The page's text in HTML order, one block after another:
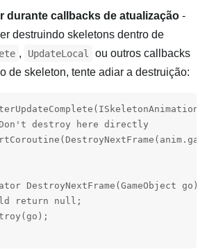
durante callbacks de atualização -
destruindo skeletons dentro de
, UpdateLocal
ou outros callbacks
de skeleton, tente adiar a destruição:
destroy here directly
DestroyNextFrame(GameObject go)
return null;